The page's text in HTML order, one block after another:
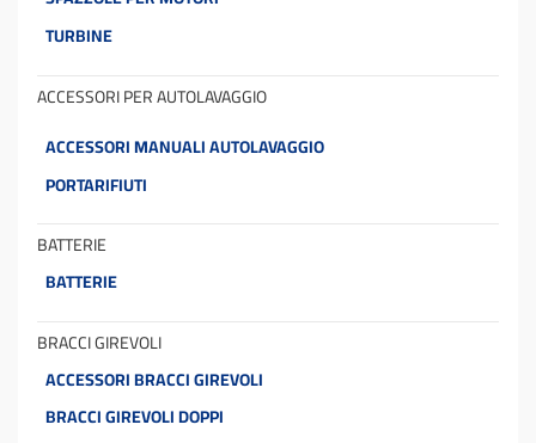
TURBINE
ACCESSORI PER AUTOLAVAGGIO
ACCESSORI MANUALI AUTOLAVAGGIO
PORTARIFIUTI
BATTERIE
BATTERIE
BRACCI GIREVOLI
ACCESSORI BRACCI GIREVOLI
BRACCI GIREVOLI DOPPI